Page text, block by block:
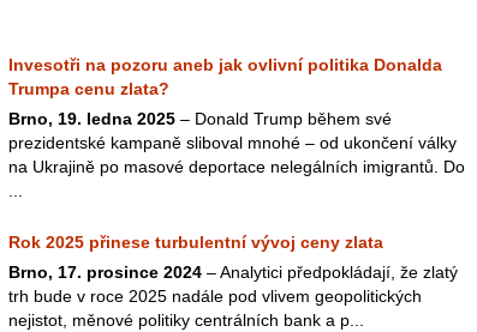
Invesotři na pozoru aneb jak ovlivní politika Donalda
Trumpa cenu zlata?
Brno, 19. ledna 2025 – Donald Trump během své
prezidentské kampaně sliboval mnohé – od ukončení války
na Ukrajině po masové deportace nelegálních imigrantů. Do
Rok 2025 přinese turbulentní vývoj ceny zlata
Brno, 17. prosince 2024 – Analytici předpokládají, že zlatý
trh bude v roce 2025 nadále pod vlivem geopolitických
nejistot, měnové politiky centrálních bank a p...